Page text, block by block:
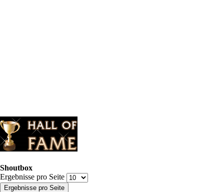
Shoutbox
Ergebnisse pro Seite